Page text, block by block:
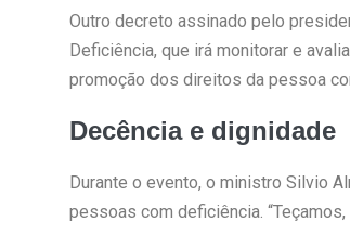
Outro decreto assinado pelo
Deficiência, que irá monitorar e
promoção dos direitos da pessoa
Decência e dignidade
Durante o evento, o ministro Silvio
pessoas com deficiência.